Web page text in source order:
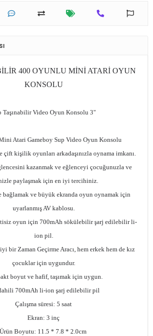
400 OYUNLU MİNİ ATARİ OYUN
KONSOLU
Taşınabilir Video Oyun Konsolu 3"
Atari Gameboy Sup Video Oyun Konsolu
kişilik oyunları arkadaşınızla oynama imkanı.
kazanmak ve eğlenceyi çocuğunuzla ve
paylaşmak için en iyi tercihiniz.
bağlamak ve büyük ekranda oyun oynamak için
uyarlanmış AV kablosu.
oyun için 700mAh sökülebilir şarj edilebilir li-
ion pil.
bir Zaman Geçirme Aracı, hem erkek hem de kız
çocuklar için uygundur.
boyut ve hafif, taşımak için uygun.
700mAh li-ion şarj edilebilir pil
Çalışma süresi: 5 saat
Ekran: 3 inç
Ürün Boyutu: 11.5 * 7.8 * 2.0cm